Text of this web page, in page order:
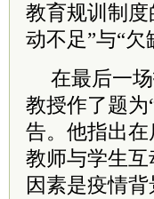
教育规训制度
动不足”与“
在最后一
教授作了题
告。他指出
教师与学生
因素是疫情